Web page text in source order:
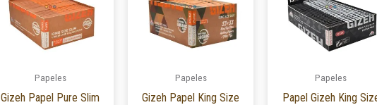
Papeles
Gizeh Papel Pure Slim
Papeles
Gizeh Papel King Size
Papeles
Papel Gizeh King